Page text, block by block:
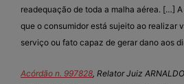
readequação de toda a malha aérea. […]
que o consumidor está sujeito ao realizar
serviço ou fato capaz de gerar dano aos
Acórdão n. 997828, Relator Juiz